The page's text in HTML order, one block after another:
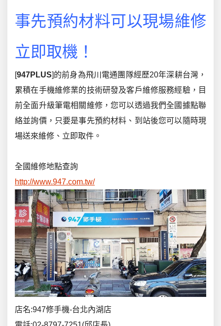
事先預約材料可以現場維修
立即取機！
[947PLUS]的前身為飛川電通團隊經歷20年深耕台灣，
累積在手機維修業的技術研發及客戶維修服務經驗，目
前全面升級筆電相關維修，您可以透過我們全國據點聯
絡並詢價，只要是事先預約材料、到站後您可以隨時現
場送來維修、立即取件。
全國維修地點查詢
http://www.947.com.tw/
店名:947修手機-台北內湖店